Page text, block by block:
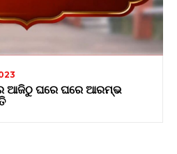
ଆଜିଠୁ ଘରେ ଘରେ ଆରମ୍ଭ